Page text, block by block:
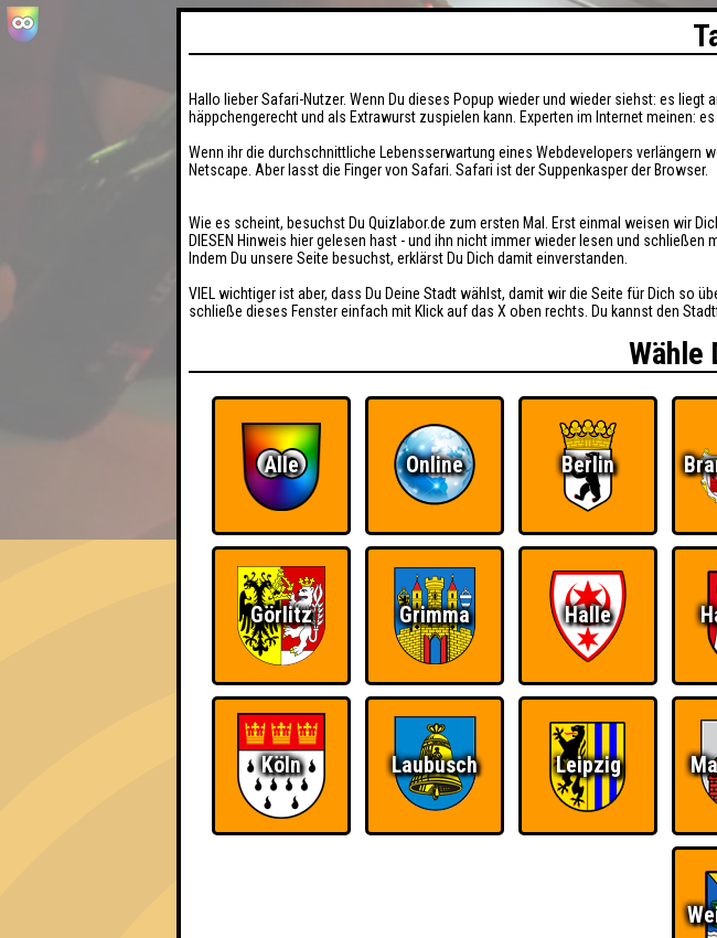
EVENTS HIGHSCORE
Team Neiße
Errungenschaften
Kleiner Hinweis: bei uns sind Teams, die in einem Stechen verlieren,
für diese auch Errungenschaften für den 1. Platz.
Hallo lieber Safari-Nutzer. Wenn Du dieses Popup wieder und wieder siehst: es
häppchengerecht und als Extrawurst zuspielen kann. Experten im Internet meinen:
Wenn ihr die durchschnittliche Lebensserwartung eines Webdevelopers verlängern
Netscape. Aber lasst die Finger von Safari. Safari ist der Suppenkasper der Browser.
Wie es scheint, besuchst Du Quizlabor.de zum ersten Mal. Erst einmal weisen wir
DIESEN Hinweis hier gelesen hast - und ihn nicht immer wieder lesen und
Indem Du unsere Seite besuchst, erklärst Du Dich damit einverstanden.
VIEL wichtiger ist aber, dass Du Deine Stadt wählst, damit wir die Seite für Dich so
schließe dieses Fenster einfach mit Klick auf das X oben rechts. Du kannst den
Wähle
Alle Online Berlin
Görlitz Grimma Halle
Köln Laubusch Leipzig